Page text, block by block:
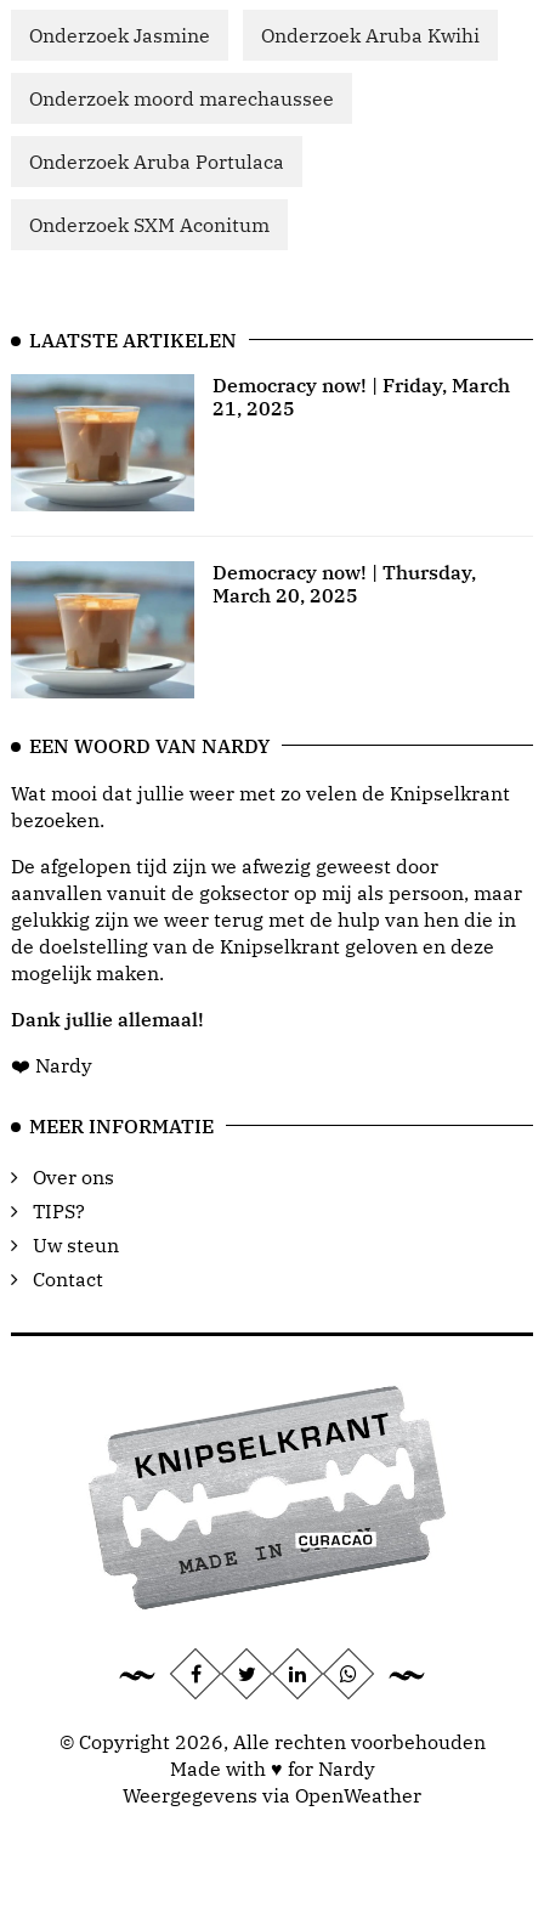
Onderzoek Jasmine Onderzoek Aruba Kwihi
Onderzoek moord marechaussee
Onderzoek Aruba Portulaca
Onderzoek SXM Aconitum
LAATSTE ARTIKELEN
Democracy now! | Friday, March
21, 2025
Democracy now! | Thursday,
March 20, 2025
EEN WOORD VAN NARDY
Wat mooi dat jullie weer met zo velen de Knipselkrant
bezoeken.
De afgelopen tijd zijn we afwezig geweest door
aanvallen vanuit de goksector op mij als persoon, maar
gelukkig zijn we weer terug met de hulp van hen die in
de doelstelling van de Knipselkrant geloven en deze
mogelijk maken.
Dank jullie allemaal!
❤️ Nardy
MEER INFORMATIE
Over ons
TIPS?
Uw steun
Contact
© Copyright 2026, Alle rechten voorbehouden
Made with ♥ for Nardy
Weergegevens via OpenWeather